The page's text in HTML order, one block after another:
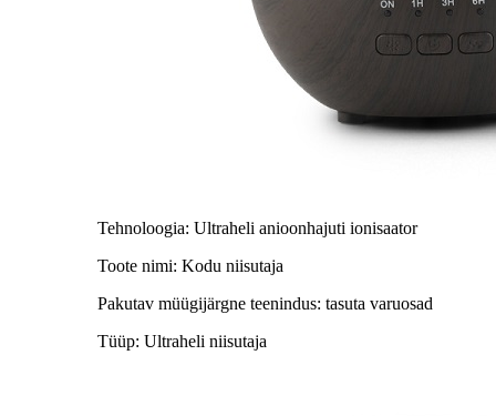
Tehnoloogia: Ultraheli anioonhajuti ionisaator
Toote nimi: Kodu niisutaja
Pakutav müügijärgne teenindus: tasuta varuosad
Tüüp: Ultraheli niisutaja